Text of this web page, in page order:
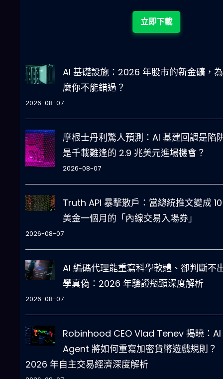
立即下載
AI 基礎設施：2026 年股市的新金礦，
麼你不能錯過？
2026-08-07
摩根士丹利驚人預測：AI 基建回調是陷
是千載難逢的 2.9 兆美元進場機會？
2026-08-07
Truth API 暴擊散戶：當總統推文變成
美金一個月的「內線交易入場券」
2026-08-07
AI 編碼代理能重寫科學軟體、卻判斷不
學真偽：2026 年驗證瓶頸深度解析
2026-08-07
Robinhood CEO Vlad Tenev 揭曉：AI
Agent 將如何重寫加密貨幣遊戲規則？
2026 年自主交易經濟深度解析